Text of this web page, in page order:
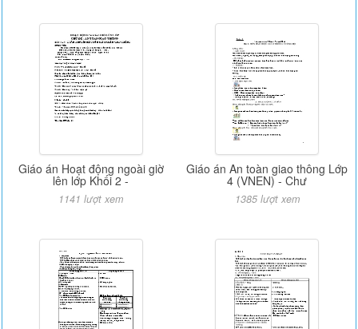
Giáo án Hoạt động ngoài giờ
lên lớp Khối 2 -
1141 lượt xem
Giáo án An toàn giao thông Lớp
4 (VNEN) - Chư
1385 lượt xem